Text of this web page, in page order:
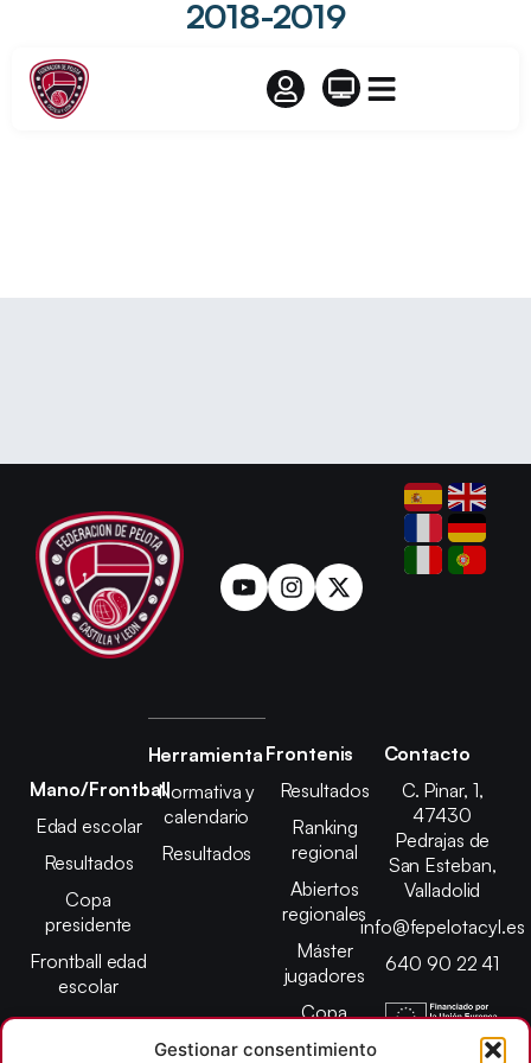
Gestionar consentimiento
2018-2019
Mano/Frontball
Edad escolar
Resultados
Copa
presidente
Frontball edad
escolar
Herramienta
Normativa y
calendario
Resultados
Frontenis
Resultados
Ranking
regional
Abiertos
regionales
Máster
jugadores
Copa
presidente
Contacto
C. Pinar, 1,
47430
Pedrajas de
San Esteban,
Valladolid
info@fepelotacyl.es
640 90 22 41